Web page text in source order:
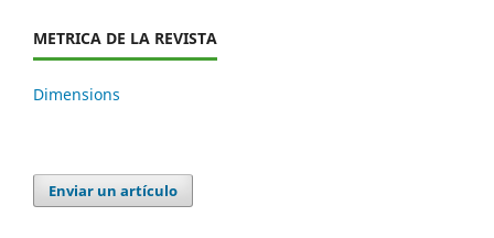
METRICA DE LA REVISTA
Dimensions
Enviar un artículo